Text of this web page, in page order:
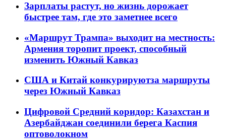
Зарплаты растут, но жизнь дорожает
быстрее там, где это заметнее всего
«Маршрут Трампа» выходит на местность:
Армения торопит проект, способный
изменить Южный Кавказ
США и Китай конкурируютза маршруты
через Южный Кавказ
Цифровой Средний коридор: Казахстан и
Азербайджан соединили берега Каспия
оптоволокном